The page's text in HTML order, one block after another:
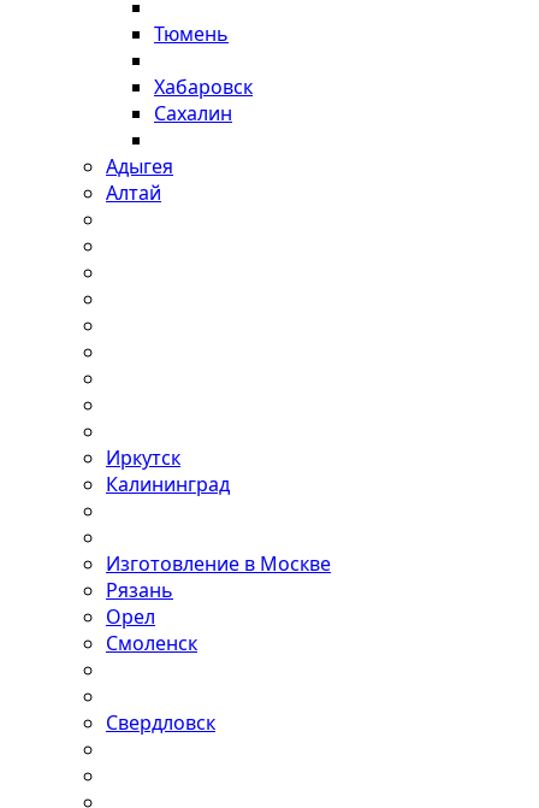
Тюмень
Хабаровск
Сахалин
Адыгея
Алтай
Иркутск
Калининград
Изготовление в Москве
Рязань
Орел
Смоленск
Свердловск